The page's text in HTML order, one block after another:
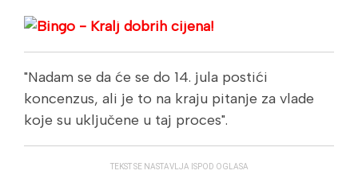
"Nadam se da će se do 14. jula postići
koncenzus, ali je to na kraju pitanje za vlade
koje su uključene u taj proces".
TEKST SE NASTAVLJA ISPOD OGLASA